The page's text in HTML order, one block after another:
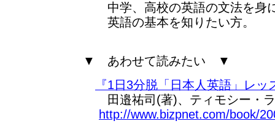
中学、高校の英語の文法を身に
英語の基本を知りたい方。
▼ あわせて読みたい ▼
『1日3分脱「日本人英語」レッ
田邉祐司(著)、ティモシー・ラ
http://www.bizpnet.com/book/